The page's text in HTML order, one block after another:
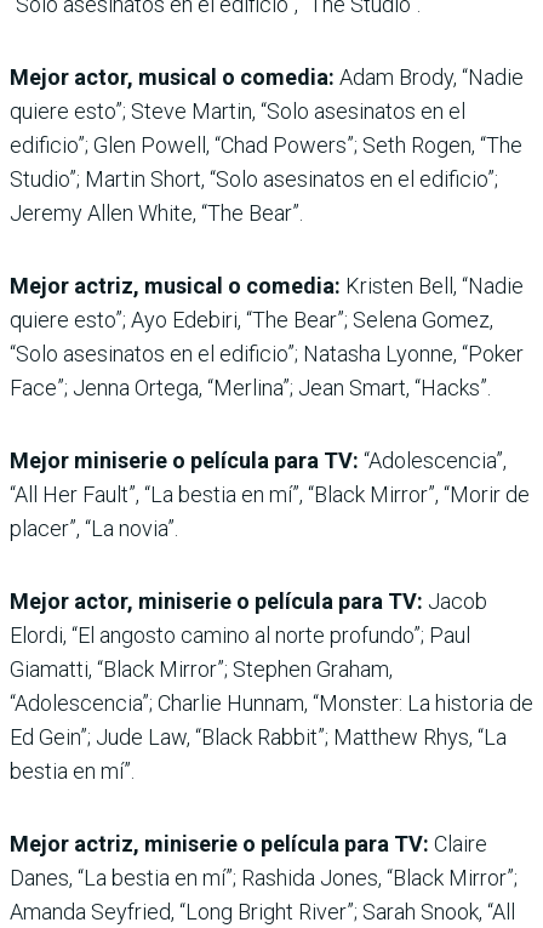
Mejor actor, musical o comedia: Adam Brody, “Nadie
quiere esto”; Steve Martin, “Solo asesinatos en el
edificio”; Glen Powell, “Chad Powers”; Seth Rogen, “The
Studio”; Martin Short, “Solo asesinatos en el edificio”;
Jeremy Allen White, “The Bear”.
Mejor actriz, musical o comedia: Kristen Bell, “Nadie
quiere esto”; Ayo Edebiri, “The Bear”; Selena Gomez,
“Solo asesinatos en el edificio”; Natasha Lyonne, “Poker
Face”; Jenna Ortega, “Merlina”; Jean Smart, “Hacks”.
Mejor miniserie o película para TV: “Adolescencia”,
“All Her Fault”, “La bestia en mí”, “Black Mirror”, “Morir de
placer”, “La novia”.
Mejor actor, miniserie o película para TV: Jacob
Elordi, “El angosto camino al norte profundo”; Paul
Giamatti, “Black Mirror”; Stephen Graham,
“Adolescencia”; Charlie Hunnam, “Monster: La historia de
Ed Gein”; Jude Law, “Black Rabbit”; Matthew Rhys, “La
bestia en mí”.
Mejor actriz, miniserie o película para TV: Claire
Danes, “La bestia en mí”; Rashida Jones, “Black Mirror”;
Amanda Seyfried, “Long Bright River”; Sarah Snook, “All